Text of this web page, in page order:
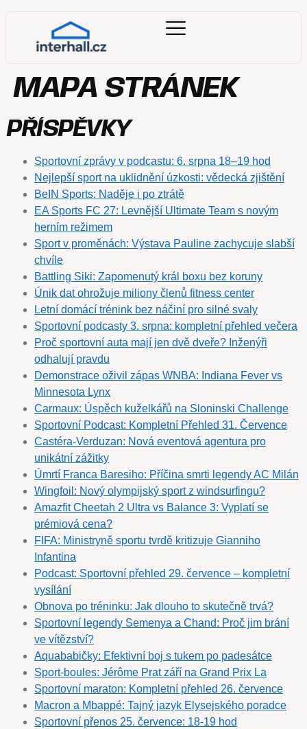
MAPA STRÁNEK
PŘÍSPĚVKY
Sportovní zprávy v podcastu: 6. srpna 18–19 hod
Nejlepší sport na uklidnění úzkosti: vědecká zjištění
BeIN Sports: Naděje i po ztrátě
EA Sports FC 27: Levnější Ultimate Team s novým
herním režimem
Sport v proměnách: Výstava Pauline zachycuje slabší
chvíle
Battling Siki: Zapomenutý král boxu bez koruny
Únik dat ohrožuje miliony členů fitness center
Letní domácí trénink bez náčiní pro silné svaly
Sportovní podcasty 3. srpna: kompletní přehled večera
Proč sportovní auta mají jen dvě dveře? Inženýři
odhalují pravdu
Demonstrace oživil zápas WNBA: Indiana Fever vs
Minnesota Lynx
Carmaux: Úspěch kuželkářů na Sloninski Challenge
Sportovní Podcast: Kompletní Přehled 31. Července
Castéra-Verduzan: Nová eventová agentura pro
unikátní zážitky
Úmrtí Franca Baresiho: Příčina smrti legendy AC Milán
Wingfoil: Nový olympijský sport z windsurfingu?
Amazfit Cheetah 2 Ultra vs Balance 3: Vyplatí se
prémiová cena?
FIFA: Ministryně sportu tvrdě kritizuje Gianniho
Infantina
Podcast: Sportovní přehled 29. července – kompletní
vysílání
Obnova po tréninku: Jak dlouho to skutečně trvá?
Sportovní legendy Semenya a Chand: Proč jim brání
ve vítězství?
Aquababičky: Efektivní boj s tukem po padesátce
Sport-boules: Jérôme Prat září na Grand Prix La
Sportovní maraton: Kompletní přehled 26. července
Macron a Mbappé: Tajný jazyk Elysejského poradce
Sportovní přenos 25. července: 18-19 hod